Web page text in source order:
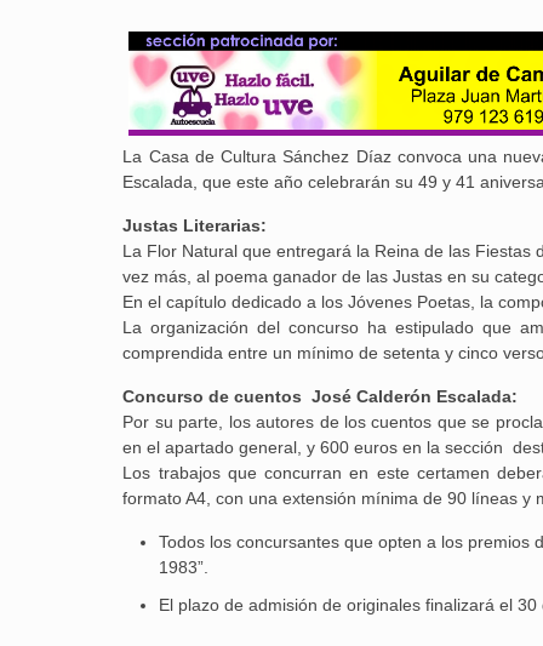
La Casa de Cultura Sánchez Díaz convoca una
Escalada, que este año celebrarán su 49 y 41
Justas Literarias:
La Flor Natural que entregará la Reina de las
vez más, al poema ganador de las Justas en su
En el capítulo dedicado a los Jóvenes Poetas, la
La organización del concurso ha estipulado que
comprendida entre un mínimo de setenta y cinco
Concurso de cuentos José Calderón Escalada:
Por su parte, los autores de los cuentos que se
en el apartado general, y 600 euros en la sección
Los trabajos que concurran en este certamen
formato A4, con una extensión mínima de 90 líneas y
Todos los concursantes que opten a los premios
1983”.
El plazo de admisión de originales finalizará el 30